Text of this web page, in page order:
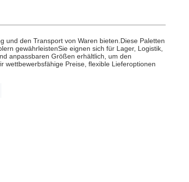
den Transport von Waren bieten.Diese Paletten
gewährleistenSie eignen sich für Lager, Logistik,
anpassbaren Größen erhältlich, um den
wettbewerbsfähige Preise, flexible Lieferoptionen